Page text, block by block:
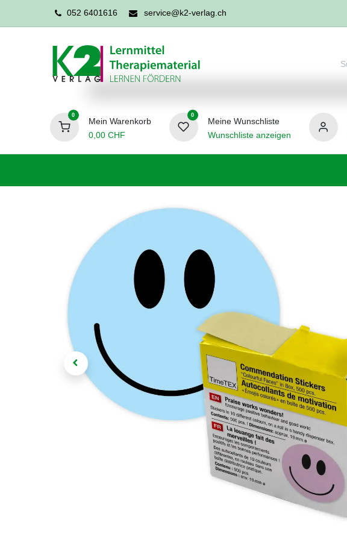
052 6401616 service@k2-verlag.ch
0
Mein Warenkorb
0,00CHF
0
Meine Wunschliste
Wunschliste anzeigen